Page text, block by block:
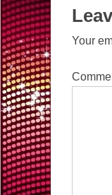
Your